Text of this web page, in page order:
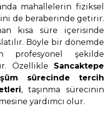
mahallelerin fiziksel
de beraberinde getirir.
kısa süre içerisinde
Böyle bir dönemde
profesyonel şekilde
Özellikle Sancaktepe
sürecinde tercih
, taşınma sürecinin
yardımcı olur.